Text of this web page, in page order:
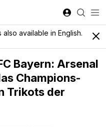
available in English.
Bayern: Arsenal
Champions-
Trikots der